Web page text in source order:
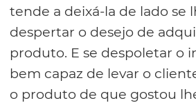
tende a deixá-la de lado se
despertar o desejo de
produto. E se despoletar o
bem capaz de levar o
o produto de que gostou